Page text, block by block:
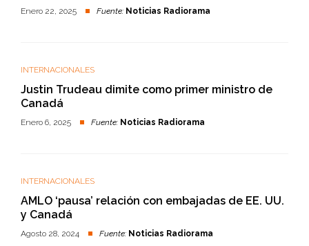
Enero 22, 2025 Fuente: Noticias Radiorama
INTERNACIONALES
Justin Trudeau dimite como primer ministro de
Canadá
Enero 6, 2025 Fuente: Noticias Radiorama
INTERNACIONALES
AMLO ‘pausa’ relación con embajadas de EE. UU.
y Canadá
Agosto 28, 2024 Fuente: Noticias Radiorama